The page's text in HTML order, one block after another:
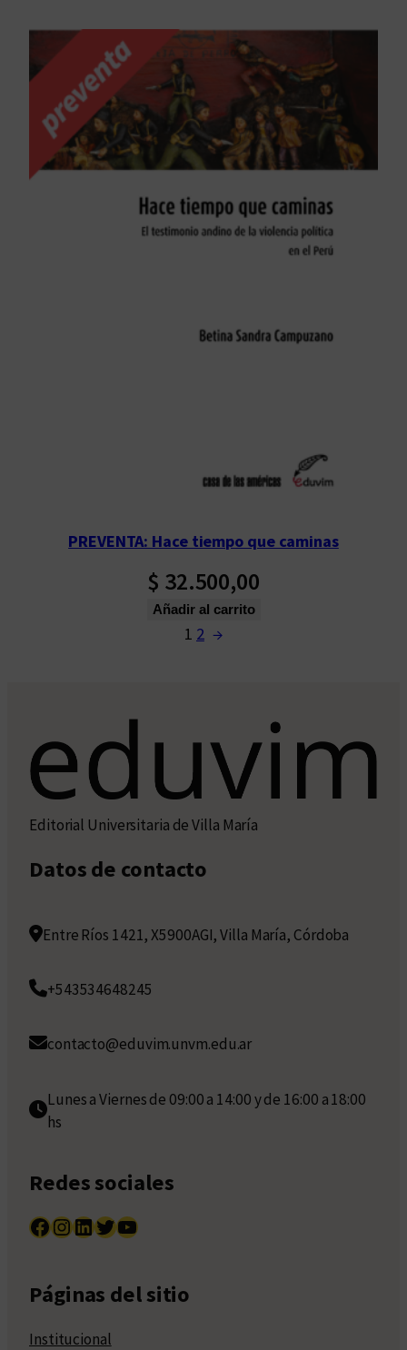
PREVENTA: Hace tiempo que caminas
$ 32.500,00
Añadir al carrito
1 2 →
Editorial Universitaria de Villa María
Datos de contacto
Entre Ríos 1421, X5900AGI, Villa María, Córdoba
+543534648245
contacto@eduvim.unvm.edu.ar
Lunes a Viernes de 09:00 a 14:00 y de 16:00 a 18:00
hs
Redes sociales
Facebook InstagramLinkedIn Twitter YouTube
Páginas del sitio
Institucional